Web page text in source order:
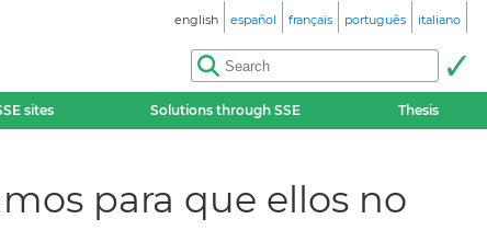
english español français português italiano
sites Solutions through SSE Thesis
para que ellos no